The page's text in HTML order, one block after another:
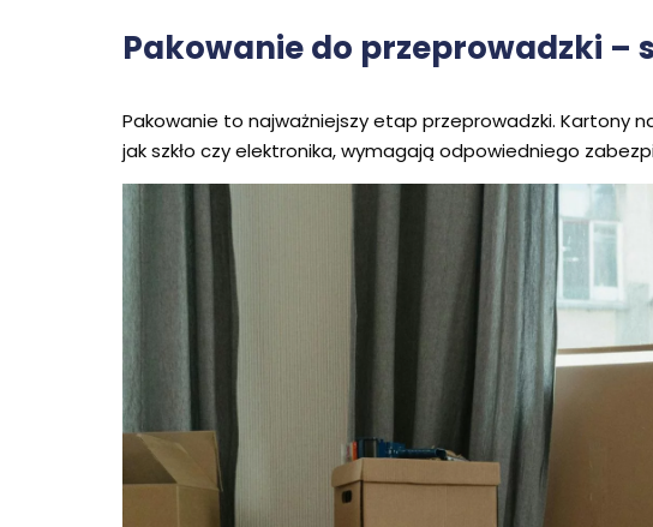
Pakowanie do przeprowadzki –
Pakowanie to najważniejszy etap przeprowadzki. Kartony
jak szkło czy elektronika, wymagają odpowiedniego